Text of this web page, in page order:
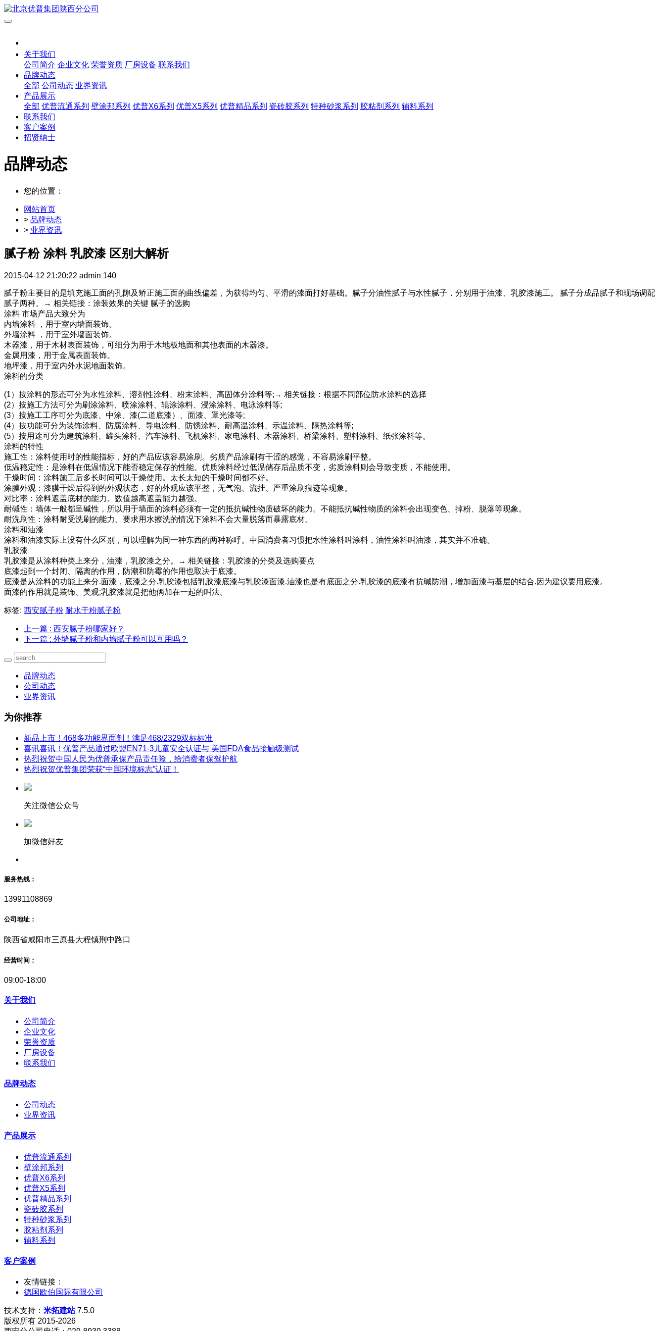
关于我们
公司简介 企业文化 荣誉资质 厂房设备 联系我们
品牌动态
全部 公司动态 业界资讯
产品展示
全部 优普流通系列 壁涂邦系列 优普X6系列 优普X5系列 优普精品系列 瓷砖胶系列 特种砂浆系列 胶粘剂系列 辅料系列
联系我们
客户案例
招贤纳士
品牌动态
您的位置：
网站首页
> 品牌动态
> 业界资讯
腻子粉 涂料 乳胶漆 区别大解析
2015-04-12 21:20:22 admin 140
腻子粉主要目的是填充施工面的孔隙及矫正施工面的曲线偏差，为获得均匀、平滑的漆面打好基础。腻子分油性腻子与水性腻子，分别用于油漆、乳胶漆施工。 腻子分成品腻子和现场调配
腻子两种。→ 相关链接：涂装效果的关键 腻子的选购
涂料 市场产品大致分为
内墙涂料 ，用于室内墙面装饰。
外墙涂料 ，用于室外墙面装饰。
木器漆，用于木材表面装饰，可细分为用于木地板地面和其他表面的木器漆。
金属用漆，用于金属表面装饰。
地坪漆，用于室内外水泥地面装饰。
涂料的分类
(1）按涂料的形态可分为水性涂料、溶剂性涂料、粉末涂料、高固体分涂料等;→ 相关链接：根据不同部位防水涂料的选择
(2）按施工方法可分为刷涂涂料、喷涂涂料、辊涂涂料、浸涂涂料、电泳涂料等;
(3）按施工工序可分为底漆、中涂、漆(二道底漆）、面漆、罩光漆等;
(4）按功能可分为装饰涂料、防腐涂料、导电涂料、防锈涂料、耐高温涂料、示温涂料、隔热涂料等;
(5）按用途可分为建筑涂料、罐头涂料、汽车涂料、飞机涂料、家电涂料、木器涂料、桥梁涂料、塑料涂料、纸张涂料等。
涂料的特性
施工性：涂料使用时的性能指标，好的产品应该容易涂刷。劣质产品涂刷有干涩的感觉，不容易涂刷平整。
低温稳定性：是涂料在低温情况下能否稳定保存的性能。优质涂料经过低温储存后品质不变，劣质涂料则会导致变质，不能使用。
干燥时间：涂料施工后多长时间可以干燥使用。太长太短的干燥时间都不好。
涂膜外观：漆膜干燥后得到的外观状态，好的外观应该平整，无气泡、流挂、严重涂刷痕迹等现象。
对比率：涂料遮盖底材的能力。数值越高遮盖能力越强。
耐碱性：墙体一般都呈碱性，所以用于墙面的涂料必须有一定的抵抗碱性物质破坏的能力。不能抵抗碱性物质的涂料会出现变色、掉粉、脱落等现象。
耐洗刷性：涂料耐受洗刷的能力。要求用水擦洗的情况下涂料不会大量脱落而暴露底材。
涂料和油漆
涂料和油漆实际上没有什么区别，可以理解为同一种东西的两种称呼。中国消费者习惯把水性涂料叫涂料，油性涂料叫油漆，其实并不准确。
乳胶漆
乳胶漆是从涂料种类上来分，油漆，乳胶漆之分。→ 相关链接：乳胶漆的分类及选购要点
底漆起到一个封闭、隔离的作用，防潮和防霉的作用也取决于底漆。
底漆是从涂料的功能上来分.面漆，底漆之分.乳胶漆包括乳胶漆底漆与乳胶漆面漆.油漆也是有底面之分.乳胶漆的底漆有抗碱防潮，增加面漆与基层的结合.因为建议要用底漆。
面漆的作用就是装饰、美观;乳胶漆就是把他俩加在一起的叫法。
标签: 西安腻子粉 耐水干粉腻子粉
上一篇 : 西安腻子粉哪家好？
下一篇 : 外墙腻子粉和内墙腻子粉可以互用吗？
品牌动态
公司动态
业界资讯
为你推荐
新品上市！468多功能界面剂！满足468/2329双标标准
喜讯喜讯！优普产品通过欧盟EN71-3儿童安全认证与 美国FDA食品接触级测试
热烈祝贺中国人民为优普承保产品责任险，给消费者保驾护航
热烈祝贺优普集团荣获“中国环境标志”认证！
关注微信公众号
加微信好友
服务热线：
13991108869
公司地址：
陕西省咸阳市三原县大程镇荆中路口
经营时间：
09:00-18:00
关于我们
公司简介
企业文化
荣誉资质
厂房设备
联系我们
品牌动态
公司动态
业界资讯
产品展示
优普流通系列
壁涂邦系列
优普X6系列
优普X5系列
优普精品系列
瓷砖胶系列
特种砂浆系列
胶粘剂系列
辅料系列
客户案例
友情链接：
德国欧伯国际有限公司
技术支持： 米拓建站7.5.0
版权所有 2015-2026